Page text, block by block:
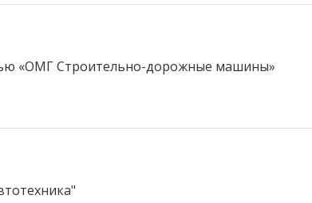
«ОМГ Строительно-дорожные машины»